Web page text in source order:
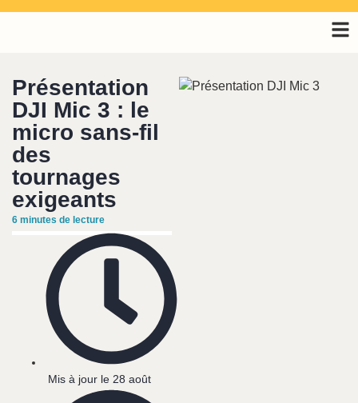
Présentation
DJI Mic 3 : le
micro sans-fil
des
tournages
exigeants
6 minutes de lecture
Mis à jour le 28 août